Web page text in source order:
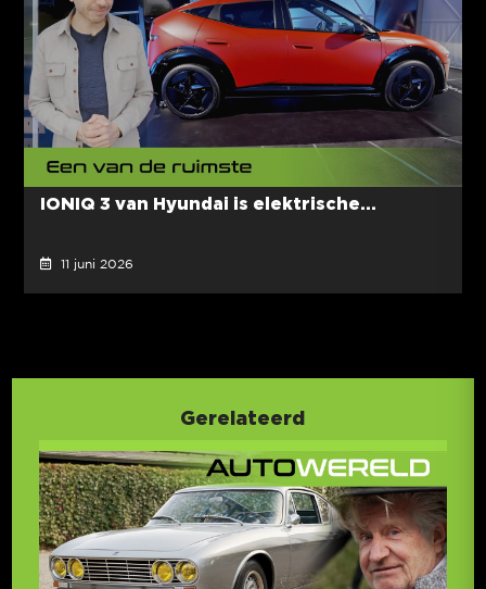
IONIQ 3 van Hyundai is elektrische...
11 juni 2026
Gerelateerd